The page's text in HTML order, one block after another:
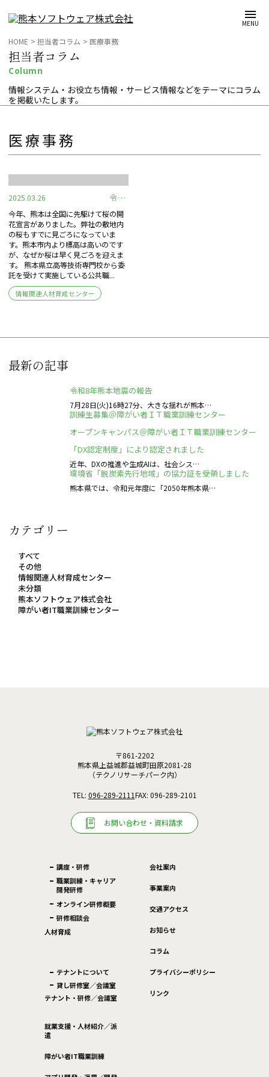
MENU
HOME 担当者コラム 医療事務
担当者コラム
Column
情報システム・お役立ち情報・サービス情報などをテーマにコラム
を掲載いたします。
医療事務
2025.03.26 令和7年度 職業訓練5月コースが募集中
今年、熊本は全国に先駆けて桜の開
花宣言がありました。弊社の敷地内
の桜もすでに見ごろになっていま
す。熊本市内より標高は高いのです
が、なぜか桜は早く見ごろを迎えま
す。 熊本県立高等技術専門校から委
託を受けて実施している公共職...
情報関連人材育成センター
最新の記事
令和8年熊本地震の報告
7月28日(火)16時27分、大きな揺れが熊本…
訓練生募集＠障がい者ＩＴ職業訓練センター
オープンキャンパス＠障がい者ＩＴ職業訓練センター
「DX認定制度」により認定されました
近年、DXの推進や生成AIは、社会シス…
環境省「脱炭素先行地域」の協力証を受領しました
熊本県では、令和元年度に「2050年熊本県…
カテゴリー
すべて
その他
情報関連人材育成センター
未分類
熊本ソフトウェア株式会社
障がい者IT職業訓練センター
〒861-2202
熊本県上益城郡益城町田原2081-28
（テクノリサーチパーク内）
TEL: 096-289-2111FAX: 096-289-2101
お問い合わせ・資料請求
人材育成
講座・研修
職業訓練・キャリア
開発研修
オンライン研修概要
研修相談会
テナント・研修／会議室
テナントについて
貸し研修室／会議室
就業支援・人材紹介／派
遣
障がい者IT職業訓練
会社案内
事業案内
交通アクセス
お知らせ
コラム
プライバシーポリシー
リンク